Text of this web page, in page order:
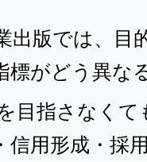
出版では、目
標がどう異な
目指さなくて
信用形成・採